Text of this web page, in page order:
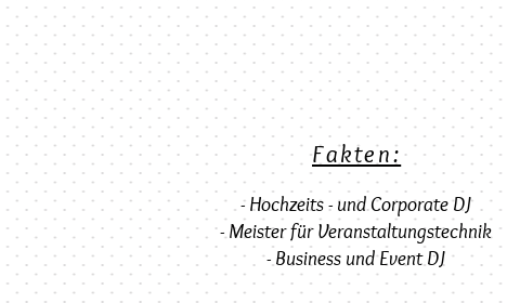
Fakten:
- Hochzeits - und Corporate DJ
- Meister für Veranstaltungstechnik
- Business und Event DJ